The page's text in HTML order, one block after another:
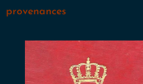
provenances